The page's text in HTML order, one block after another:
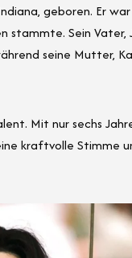
geboren. Er
stammte. Sein
seine Mutter,
Mit nur sechs
kraftvolle Stimme